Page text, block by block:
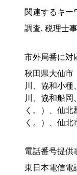
関連するキー
調査, 税理士
市外局番に対
秋田県大仙市
川、協和小種
川、協和船岡
く。）、仙
く。）、仙北
電話番号提供
東日本電信電